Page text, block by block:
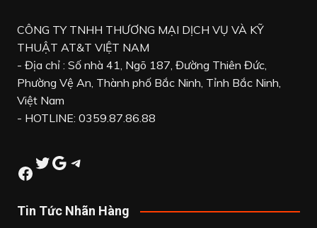
CÔNG TY TNHH THƯƠNG MẠI DỊCH VỤ VÀ KỸ
THUẬT AT&T VIỆT NAM
- Địa chỉ : Số nhà 41, Ngõ 187, Đường Thiên Đức,
Phường Vệ An, Thành phố Bắc Ninh, Tỉnh Bắc Ninh,
Việt Nam
- HOTLINE: 0359.87.86.88
Facebook
Twitter
Google
Telegram
Tin Tức Nhãn Hàng